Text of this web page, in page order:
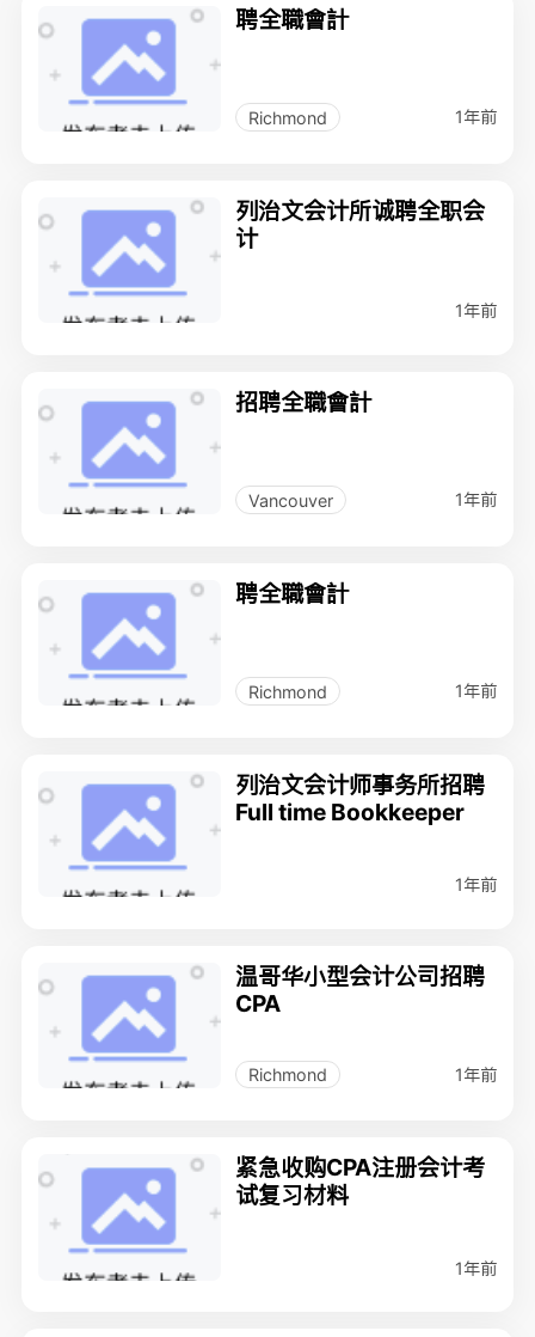
聘全職會計
Richmond 1年前
列治文会计所诚聘全职会
计
1年前
招聘全職會計
Vancouver 1年前
聘全職會計
Richmond 1年前
列治文会计师事务所招聘
Full time Bookkeeper
1年前
温哥华小型会计公司招聘
CPA
Richmond 1年前
紧急收购CPA注册会计考
试复习材料
1年前